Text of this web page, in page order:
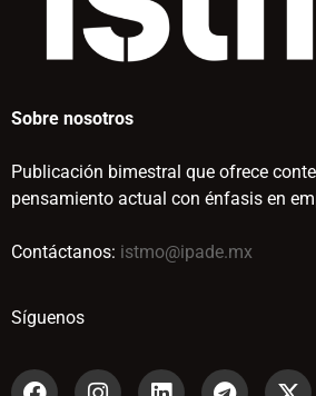
Sobre nosotros
Publicación bimestral que ofrece
pensamiento actual con énfasis en
Contáctanos: istmo@ipade.mx
Síguenos